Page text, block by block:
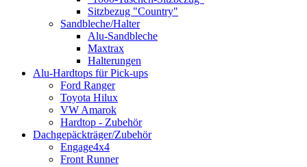
Sitzbezug "Country"
Sandbleche/Halter
Alu-Sandbleche
Maxtrax
Halterungen
Alu-Hardtops für Pick-ups
Ford Ranger
Toyota Hilux
VW Amarok
Hardtop - Zubehör
Dachgepäckträger/Zubehör
Engage4x4
Front Runner